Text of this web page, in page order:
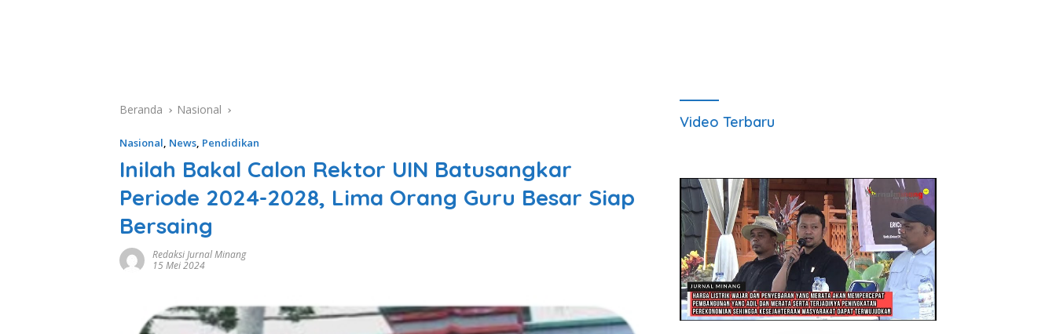
Beranda Nasional
Nasional, News, Pendidikan
Inilah Bakal Calon Rektor UIN Batusangkar
Periode 2024-2028, Lima Orang Guru Besar Siap
Bersaing
Redaksi Jurnal Minang
15 Mei 2024
Video Terbaru